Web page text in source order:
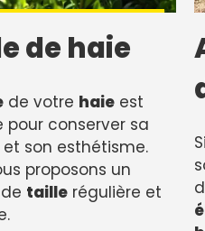
de haie
de votre haie est
pour conserver sa
son esthétisme.
proposons un
taille régulière et